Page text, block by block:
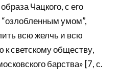
Чацкого, с его
умом”,
всю желчь и всю
к светскому обществу,
барства» [7, с.